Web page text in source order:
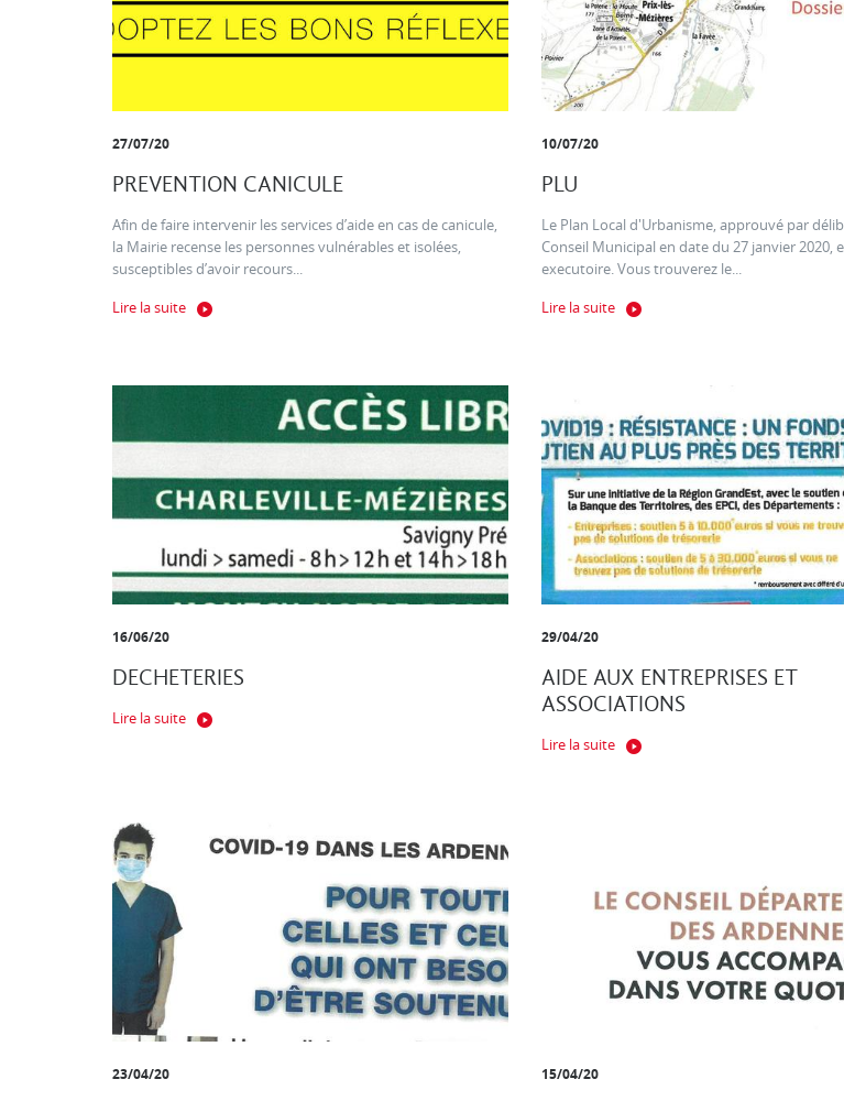
27/07/20
PREVENTION CANICULE
Afin de faire intervenir les services d’aide en cas de canicule,
la Mairie recense les personnes vulnérables et isolées,
susceptibles d’avoir recours...
Lire la suite
10/07/20
PLU
Le Plan Local d'Urbanisme, approuvé par
Conseil Municipal en date du 27 janvier 2020,
executoire. Vous trouverez le...
Lire la suite
16/06/20
DECHETERIES
Lire la suite
29/04/20
AIDE AUX ENTREPRISES ET
ASSOCIATIONS
Lire la suite
23/04/20 15/04/20